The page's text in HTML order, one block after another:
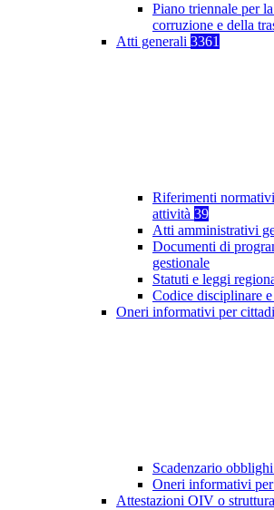
Piano triennale per
corruzione e della
Atti generali 3361
Riferimenti
attività 39
Atti amministrativi
Documenti di
gestionale
Statuti e leggi
Codice disciplinare
Oneri informativi per
Scadenzario
Oneri informativi
Attestazioni OIV o